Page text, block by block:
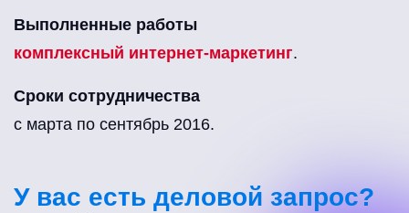
Выполненные работы
комплексный интернет-маркетинг.
Сроки сотрудничества
с марта по сентябрь 2016.
У вас есть деловой запрос?